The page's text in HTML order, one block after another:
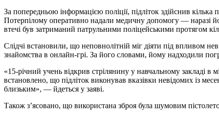
За попередньою інформацією поліції, підліток здійснив кілька
Потерпілому оперативно надали медичну допомогу — наразі
втечі був затриманий патрульними поліцейськими протягом
Слідчі встановили, що неповнолітній міг діяти під впливом
знайомства в онлайн-грі. За його словами, йому надходили
«15-річний учень відкрив стрілянину у навчальному закладі в
встановлено, що підліток виконував вказівки невідомих із
близьким», — йдеться у заяві.
Також з’ясовано, що використана зброя була шумовим